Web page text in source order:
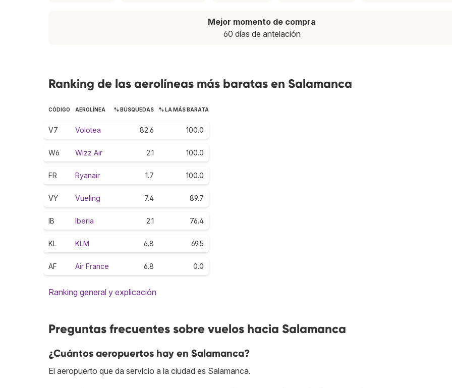
Mejor momento de compra
60 días de antelación
Ranking de las aerolíneas más baratas en Salamanca
CÓDIGO AEROLÍNEA % BÚSQUEDAS % LA MÁS BARATA
V7 Volotea 82.6 100.0
W6 Wizz Air 2.1 100.0
FR Ryanair 1.7 100.0
VY Vueling 7.4 89.7
IB Iberia 2.1 76.4
KL KLM 6.8 69.5
AF Air France 6.8 0.0
Ranking general y explicación
Preguntas frecuentes sobre vuelos hacia Salamanca
¿Cuántos aeropuertos hay en Salamanca?
El aeropuerto que da servicio a la ciudad es Salamanca.